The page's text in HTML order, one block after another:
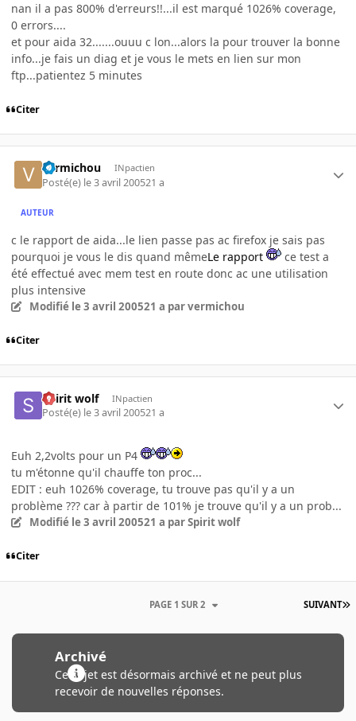
nan il a pas 800% d'erreurs!!...il est marqué 1026% coverage,
0 errors....
et pour aida 32.......ouuu c lon...alors la pour trouver la bonne
info...je fais un diag et je vous le mets en lien sur mon
ftp...patientez 5 minutes
Citer
vermichou INpactien
Posté(e) le 3 avril 200521 a
AUTEUR
c le rapport de aida...le lien passe pas ac firefox je sais pas
pourquoi je vous le dis quand mêmeLe rapport
ce test a
été effectué avec mem test en route donc ac une utilisation
plus intensive
Modifié le 3 avril 200521 a par vermichou
Citer
Spirit wolf INpactien
Posté(e) le 3 avril 200521 a
Euh 2,2volts pour un P4
tu m'étonne qu'il chauffe ton proc...
EDIT : euh 1026% coverage, tu trouve pas qu'il y a un
problème ??? car à partir de 101% je trouve qu'il y a un prob...
Modifié le 3 avril 200521 a par Spirit wolf
Citer
SUIVANT
PAGE 1 SUR 2
Archivé
Ce sujet est désormais archivé et ne peut plus
recevoir de nouvelles réponses.